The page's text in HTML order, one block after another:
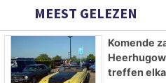
MEEST GELEZEN
Komende
treffen